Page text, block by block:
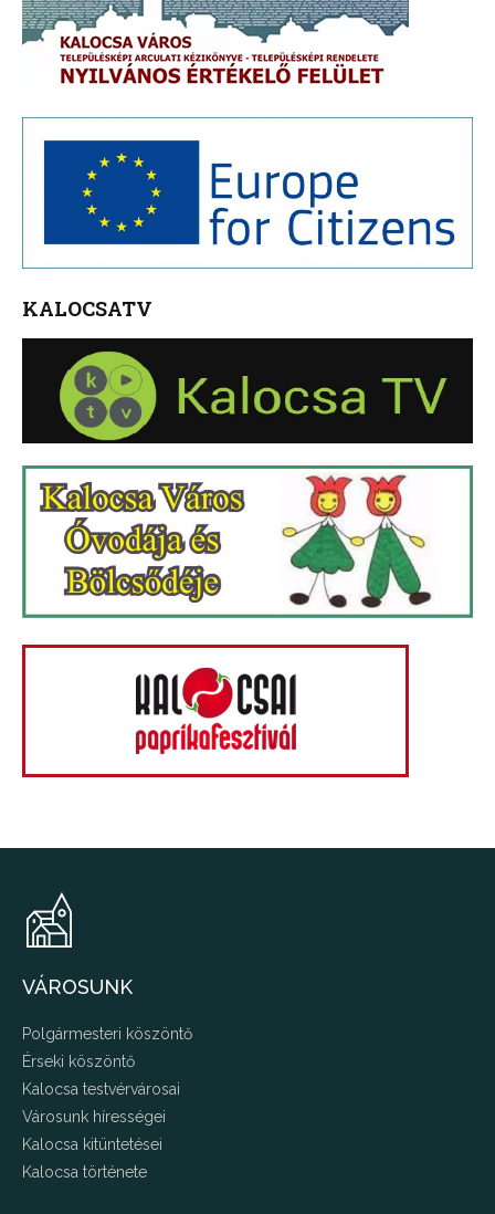
KALOCSATV
VÁROSUNK
Polgármesteri köszöntő
Érseki köszöntő
Kalocsa testvérvárosai
Városunk hírességei
Kalocsa kitüntetései
Kalocsa története